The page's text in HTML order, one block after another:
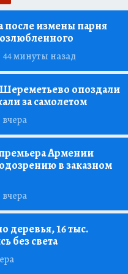
после измены парня
44 минуты назад
опоздали
за самолетом
вчера
Армении
в заказном
вчера
деревья, 16 тыс.
без света